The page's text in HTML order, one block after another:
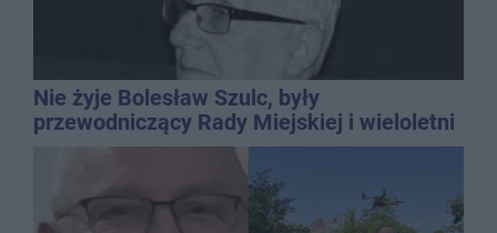
Nie żyje Bolesław Szulc, były
przewodniczący Rady Miejskiej i wieloletni
dyrektor SP 14